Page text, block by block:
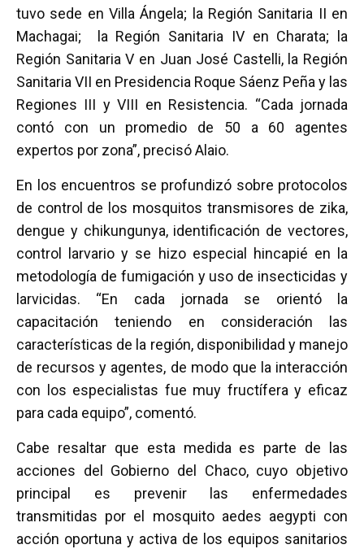
tuvo sede en Villa Ángela; la Región Sanitaria II en
Machagai; la Región Sanitaria IV en Charata; la
Región Sanitaria V en Juan José Castelli, la Región
Sanitaria VII en Presidencia Roque Sáenz Peña y las
Regiones III y VIII en Resistencia. “Cada jornada
contó con un promedio de 50 a 60 agentes
expertos por zona”, precisó Alaio.
En los encuentros se profundizó sobre protocolos
de control de los mosquitos transmisores de zika,
dengue y chikungunya, identificación de vectores,
control larvario y se hizo especial hincapié en la
metodología de fumigación y uso de insecticidas y
larvicidas. “En cada jornada se orientó la
capacitación teniendo en consideración las
características de la región, disponibilidad y manejo
de recursos y agentes, de modo que la interacción
con los especialistas fue muy fructífera y eficaz
para cada equipo”, comentó.
Cabe resaltar que esta medida es parte de las
acciones del Gobierno del Chaco, cuyo objetivo
principal es prevenir las enfermedades
transmitidas por el mosquito aedes aegypti con
acción oportuna y activa de los equipos sanitarios